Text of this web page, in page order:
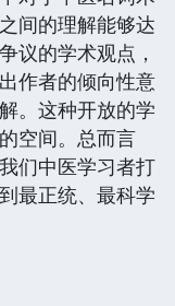
间的理解能够达
议的学术观点，
作者的倾向性意
。这种开放的学
空间。总而言
们中医学习者打
最正统、最科学